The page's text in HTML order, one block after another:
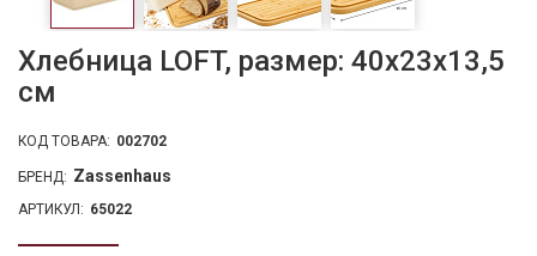
Хлебница LOFT, размер: 40x23x13,5
см
КОД ТОВАРА: 002702
БРЕНД: Zassenhaus
АРТИКУЛ: 65022